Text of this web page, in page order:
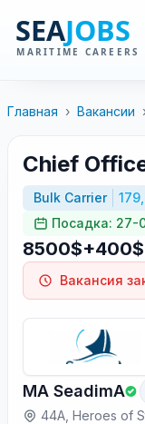
Главная › Вакансии
Chief
Bulk Carrier
Посадка: 27-
Вакансия
MA SeadimA
44A, Heroes of